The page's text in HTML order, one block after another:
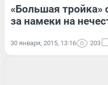
«Большая тройка»
за намеки на
30 января, 2015, 13:16 203